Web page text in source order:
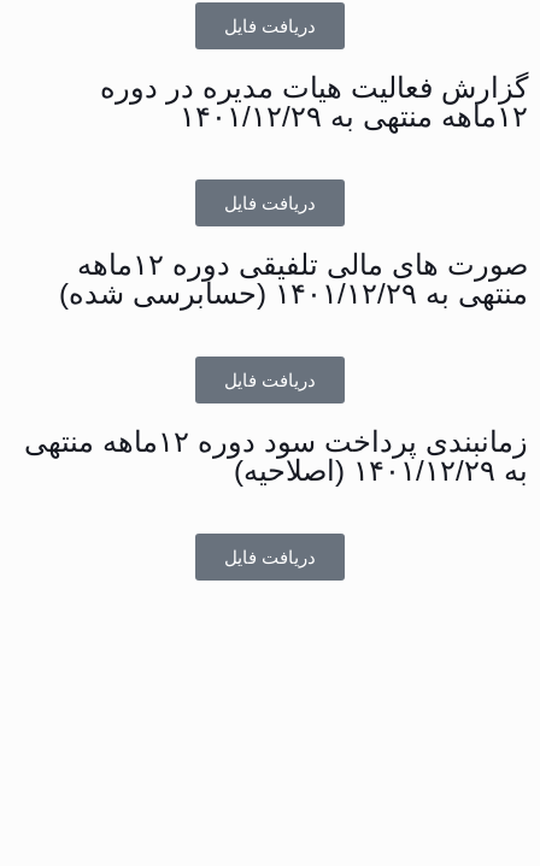
دریافت فایل
گزارش فعالیت هیات مدیره در دوره
۱۲ماهه منتهی به ۱۴۰۱/۱۲/۲۹
دریافت فایل
صورت های مالی تلفیقی دوره ۱۲ماهه
منتهی به ۱۴۰۱/۱۲/۲۹ (حسابرسی شده)
دریافت فایل
زمانبندی پرداخت سود دوره ۱۲ماهه منتهی
به ۱۴۰۱/۱۲/۲۹ (اصلاحیه)
دریافت فایل